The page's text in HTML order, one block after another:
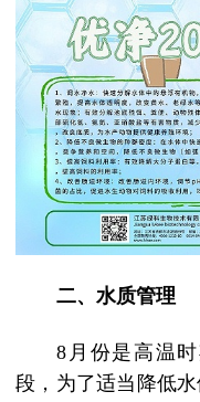
二、水质管理
8 月份是高温
段，为了适当降低